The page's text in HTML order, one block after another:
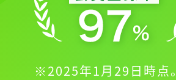
※2025年1月29日時点。